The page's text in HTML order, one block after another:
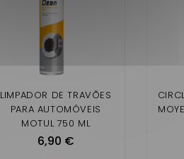
LIMPADOR DE TRAVÕES
PARA AUTOMÓVEIS
MOTUL 750 ML
6,90 €